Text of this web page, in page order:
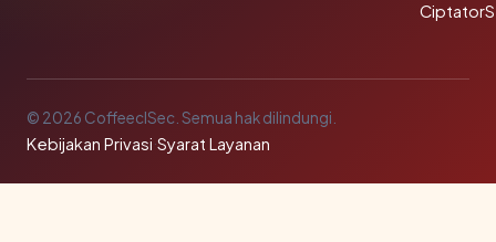
© 2026 CoffeeclSec. Semua hak dilindungi.
Kebijakan Privasi·Syarat Layanan